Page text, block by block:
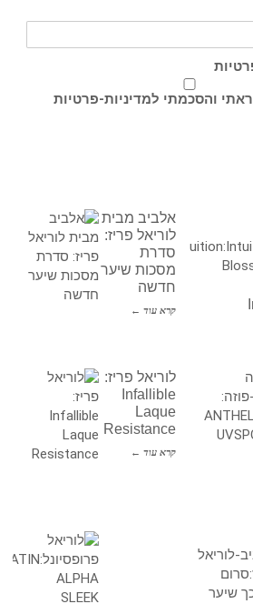
והסכמתי למדיניות-פרטיות
אלביב מבית
לוריאל פריז:
סדרת
מסכות שיער
חדשה
קרא עוד ←
לוריאל פריז:
Infallible
Laque
Resistance
קרא עוד ←